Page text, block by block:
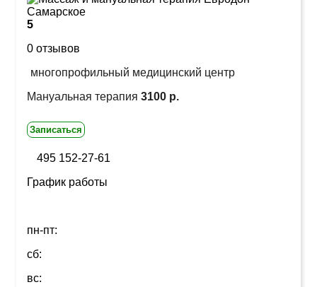
5
0 отзывов
многопрофильный медицинский центр
Мануальная терапия 3100 р.
Записаться
495 152-27-61
График работы
пн-пт:
сб:
вс: